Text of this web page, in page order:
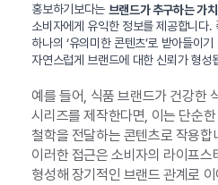
홍보하기보다는 브랜드가 추구하는 가
소비자에게 유익한 정보를 제공합니다
하나의 ‘유의미한 콘텐츠’로 받아들이
자연스럽게 브랜드에 대한 신뢰가 형성
예를 들어, 식품 브랜드가 건강한
시리즈를 제작한다면, 이는 단순
철학을 전달하는 콘텐츠로 작용합
이러한 접근은 소비자의 라이프
형성해 장기적인 브랜드 관계로